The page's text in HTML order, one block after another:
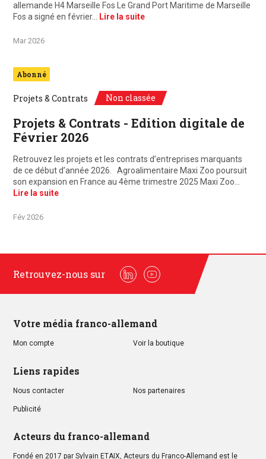
allemande H4 Marseille Fos Le Grand Port Maritime de Marseille
Fos a signé en février…
Lire la suite
Mar 2026
Abonné
Projets & Contrats Non classée
Projets & Contrats - Edition digitale de
Février 2026
Retrouvez les projets et les contrats d’entreprises marquants
de ce début d’année 2026. Agroalimentaire Maxi Zoo poursuit
son expansion en France au 4ème trimestre 2025 Maxi Zoo…
Lire la suite
Fév 2026
Retrouvez-nous sur
LinkedinYoutube
Votre média franco-allemand
Mon compte Voir la boutique
Liens rapides
Nous contacter Nos partenaires
Publicité
Acteurs du franco-allemand
Fondé en 2017 par Sylvain ETAIX, Acteurs du Franco-Allemand est le